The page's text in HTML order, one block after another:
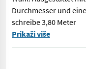
Durchmesser und
schreibe 3,80 Meter
> 5 versetzte
Prikaži više